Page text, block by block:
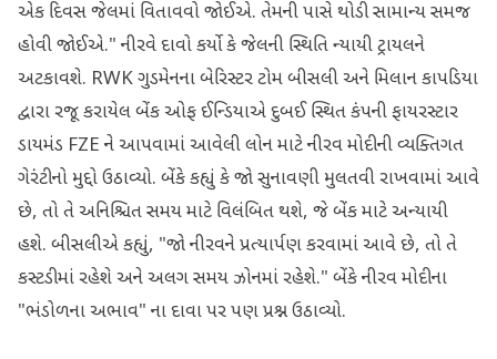
એક દિવસ જેલમાં વિતાવવો જોઈએ. તેમની પાસે થોડી સામાન્ય સમજ
હોવી જોઈએ." નીરવે દાવો કર્યો કે જેલની સ્થિતિ ન્યાયી ટ્રાયલને
અટકાવશે. RWK ગુડમેનના બેરિસ્ટર ટોમ બીસલી અને મિલાન કાપડિયા
દ્વારા રજૂ કરાયેલ બેંક ઓફ ઈન્ડિયાએ દુબઈ સ્થિત કંપની ફાયરસ્ટાર
ડાયમંડ FZE ને આપવામાં આવેલી લોન માટે નીરવ મોદીની વ્યક્તિગત
ગેરંટીનો મુદ્દો ઉઠાવ્યો. બેંકે કહ્યું કે જો સુનાવણી મુલતવી રાખવામાં આવે
છે, તો તે અનિશ્ચિત સમય માટે વિલંબિત થશે, જે બેંક માટે અન્યાયી
હશે. બીસલીએ કહ્યું, "જો નીરવને પ્રત્યાર્પણ કરવામાં આવે છે, તો તે
કસ્ટડીમાં રહેશે અને અલગ સમય ઝોનમાં રહેશે." બેંકે નીરવ મોદીના
"ભંડોળના અભાવ" ના દાવા પર પણ પ્રશ્ન ઉઠાવ્યો.